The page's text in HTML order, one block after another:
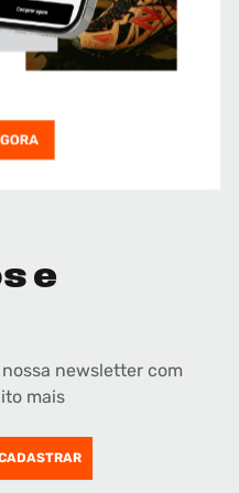
e
newsletter com
mais